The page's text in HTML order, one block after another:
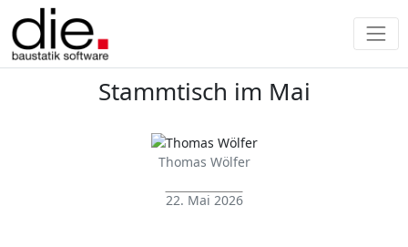
Stammtisch im Mai
Thomas Wölfer
22. Mai 2026